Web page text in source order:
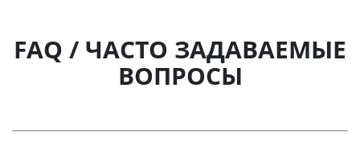
FAQ / ЧАСТО ЗАДАВАЕМЫЕ
ВОПРОСЫ